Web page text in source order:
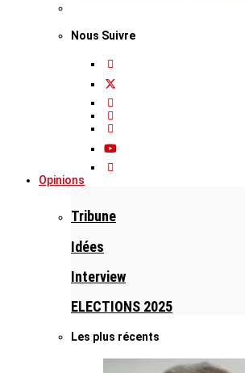
Nous Suivre
Opinions
Tribune
Idées
Interview
ELECTIONS 2025
Les plus récents